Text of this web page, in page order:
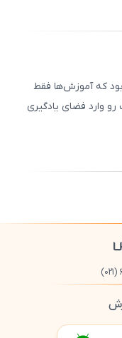
که آموزش‌ها فقط
وارد فضای یادگیری
(021)